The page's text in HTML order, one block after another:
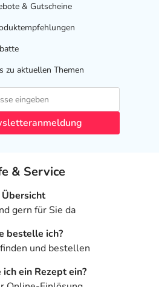
& Gutscheine
zu aktuellen Themen
& Service
Übersicht
gern für Sie da
bestelle ich?
und bestellen
ein Rezept ein?